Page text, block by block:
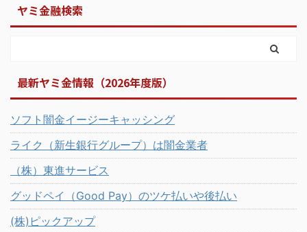
ヤミ金融検索
最新ヤミ金情報（2026年度版）
ソフト闇金イージーキャッシング
ライク（新生銀行グループ）は闇金業者
（株）東進サービス
グッドペイ（Good Pay）のツケ払いや後払い
(株)ピックアップ